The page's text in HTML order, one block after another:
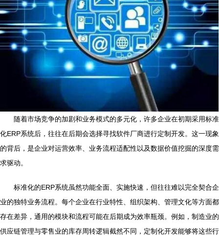
随着市场竞争的加剧和业务模式的多元化，许多企业在初期采用标准
化ERP系统后，往往在后期会选择寻找软件厂商进行定制开发。这一现象
的背后，是企业对运营效率、业务流程适配性以及数据价值挖掘的深度需
求驱动。
标准化的ERP系统虽然功能全面、实施快速，但往往难以完全契合企
业的独特业务流程。每个企业在行业特性、组织架构、管理文化等方面都
存在差异，通用的模块和流程可能在后期成为效率瓶颈。例如，制造业的
供应链管理与零售业的库存周转逻辑截然不同，定制化开发能够将这些行